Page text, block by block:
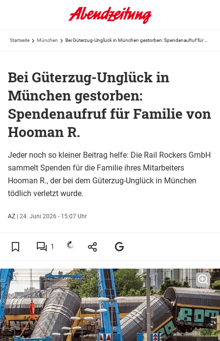
Startseite München
Bei Güterzug-Unglück in
München gestorben:
Spendenaufruf für Familie von
Hooman R.
Jeder noch so kleiner Beitrag helfe: Die Rail Rockers GmbH
sammelt Spenden für die Familie ihres Mitarbeiters
Hooman R., der bei dem Güterzug-Unglück in München
tödlich verletzt wurde.
AZ | 24. Juni 2026 - 15:07 Uhr
1